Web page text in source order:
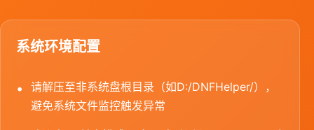
系统环境配置
请解压至非系统盘根目录（如D:/DNFHelper/），
避免系统文件监控触发异常